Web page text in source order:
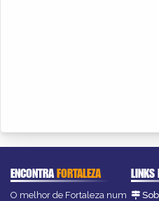
ENCONTRAFORTALEZA
O melhor de Fortaleza num
LINKS